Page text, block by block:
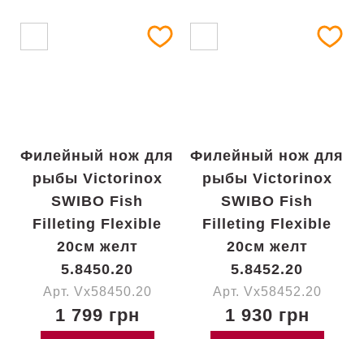
Филейный нож для
рыбы Victorinox
SWIBO Fish
Filleting Flexible
20см желт
5.8450.20
Арт. Vx58450.20
1 799 грн
Филейный нож для
рыбы Victorinox
SWIBO Fish
Filleting Flexible
20см желт
5.8452.20
Арт. Vx58452.20
1 930 грн